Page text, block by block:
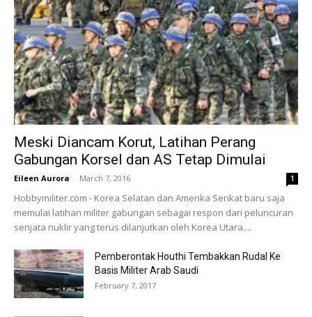
Meski Diancam Korut, Latihan Perang
Gabungan Korsel dan AS Tetap Dimulai
Eileen Aurora - March 7, 2016 1
Hobbymiliter.com - Korea Selatan dan Amerika Serikat baru saja
memulai latihan militer gabungan sebagai respon dari peluncuran
senjata nuklir yang terus dilanjutkan oleh Korea Utara....
Pemberontak Houthi Tembakkan Rudal Ke
Basis Militer Arab Saudi
February 7, 2017